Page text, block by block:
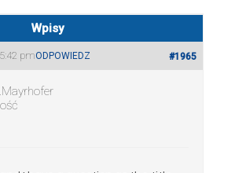
Wpisy
pm #1965
ODPOWIEDZ